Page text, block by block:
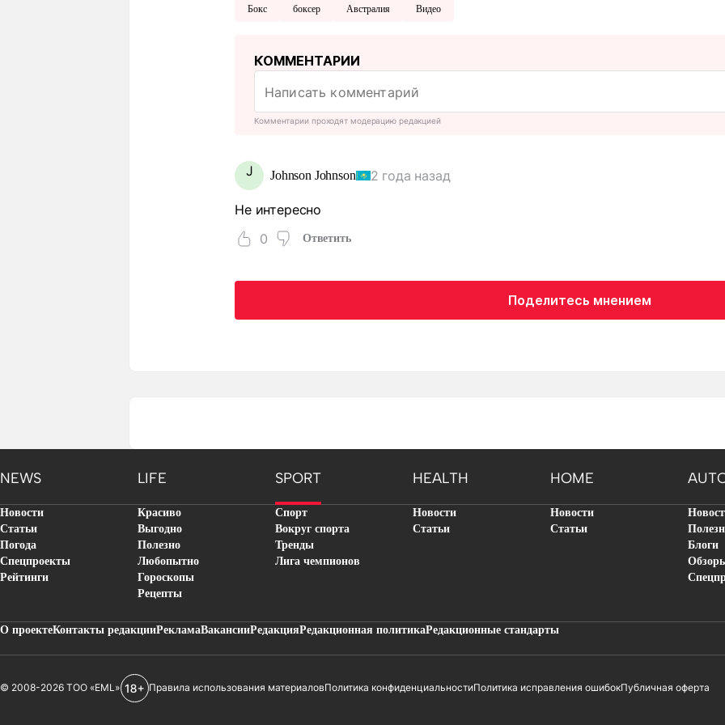
Бокс боксер Австралия Видео
КОММЕНТАРИИ
Комментарии проходят модерацию редакцией
J Johnson Johnson 2 года назад
Не интересно
0
Ответить
Поделитесь мнением
NEWS LIFE SPORT HEALTH HOME
Новости
Статьи
Погода
Спецпроекты
Рейтинги
Красиво
Выгодно
Полезно
Любопытно
Гороскопы
Рецепты
Спорт
Вокруг спорта
Тренды
Лига чемпионов
Новости
Статьи
Новости
Статьи
Блоги
О проектеКонтакты редакцииРекламаВакансииРедакцияРедакционная политикаРедакционные стандарты
© 2008-2026 ТОО «EML» Правила использования материаловПолитика конфиденциальностиПолитика исправления ошибокПубличная оферта